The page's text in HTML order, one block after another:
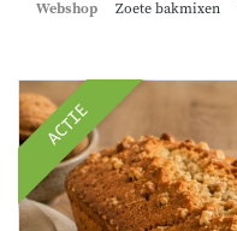
Webshop Zoete bakmixen
ACTIE